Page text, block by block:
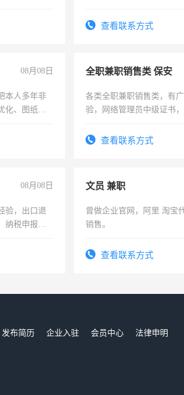
查看联系方式
08月08日
本人多年非
化、图纸制
全职兼职销售类 保安
各类全职兼职销售类，有
验，网络管理员中级证书
有高低压电工证和十几年工
查看联系方式
08月08日
验，出口退
纳税申报、
职会计工
文员 兼职
曾做企业官网，阿里 淘宝
销售。
查看联系方式
发布简历 企业入驻 会员中心
法律申明